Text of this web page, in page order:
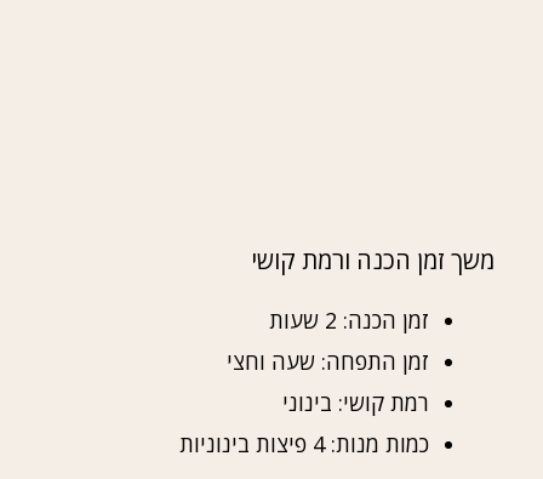
משך זמן הכנה ורמת קושי
זמן הכנה: 2 שעות
זמן התפחה: שעה וחצי
רמת קושי: בינוני
כמות מנות: 4 פיצות בינוניות